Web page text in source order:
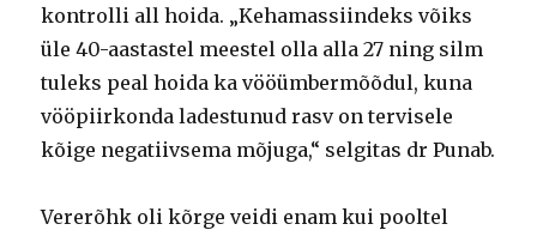
kontrolli all hoida. „Kehamassiindeks võiks
üle 40-aastastel meestel olla alla 27 ning silm
tuleks peal hoida ka vööümbermõõdul, kuna
vööpiirkonda ladestunud rasv on tervisele
kõige negatiivsema mõjuga,“ selgitas dr Punab.
Vererõhk oli kõrge veidi enam kui pooltel